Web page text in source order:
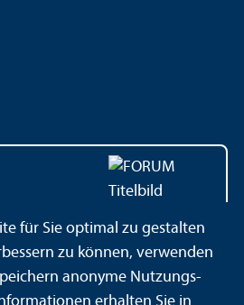
für Sie optimal zu gestalten
zu können, verwenden
anonyme Nutzungs­